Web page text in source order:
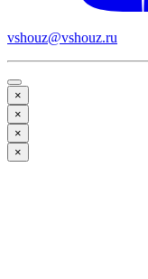
vshouz@vshouz.ru
×
×
×
×